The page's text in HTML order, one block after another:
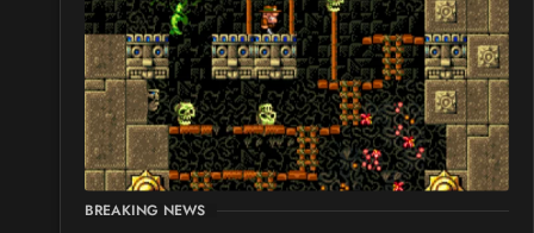
SALONS & CONVENTIONS GEEKS
Japan Manga Wave Colmar 2026
les 19 et 20 septembre 2026 - à Colmar
BREAKING NEWS